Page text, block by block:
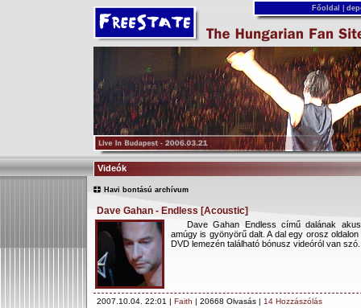
Főoldal
Videók
Havi bontású archívum
Dave Gahan - Endless [Acoustic]
Dave Gahan Endless című dalának
amúgy is gyönyörű dalt. A dal egy orosz
DVD lemezén található bónusz videóról van
2007.10.04. 22:01 | Faith | 20668 Olvasás | 14 Hozzászólás